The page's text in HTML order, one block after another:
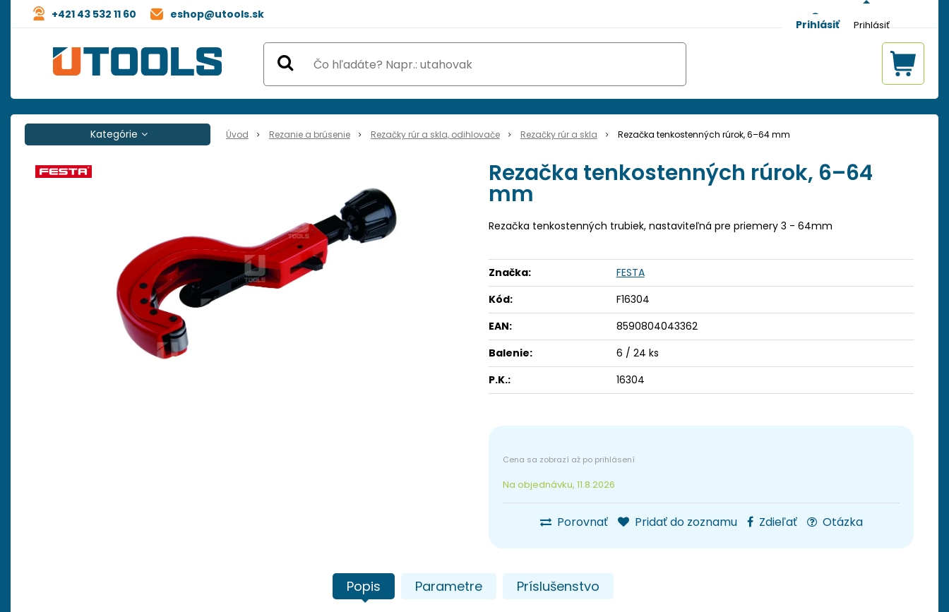
eshop@utools.sk
+421 43 532 11 60
Prihlásiť
Úvod Rezanie a brúsenie Rezačky rúr a skla, odihlovače Rezačky rúr a skla Rezačka tenkostenných rúrok, 6–64 mm
Na objednávku, 11.8.2026
Porovnať Pridať do zoznamu Zdieľať Otázka
Rezačka tenkostenných rúrok, 6–64
mm
Rezačka tenkostenných trubiek, nastaviteľná pre priemery 3 - 64mm
Značka:
FESTA
Kód:
F16304
EAN:
8590804043362
Balenie:
6 / 24 ks
P.K.:
16304
Popis Parametre Príslušenstvo
Kategórie